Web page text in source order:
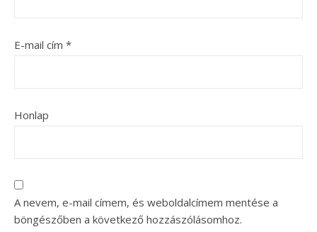
E-mail cím *
Honlap
A nevem, e-mail címem, és weboldalcímem mentése a
böngészőben a következő hozzászólásomhoz.